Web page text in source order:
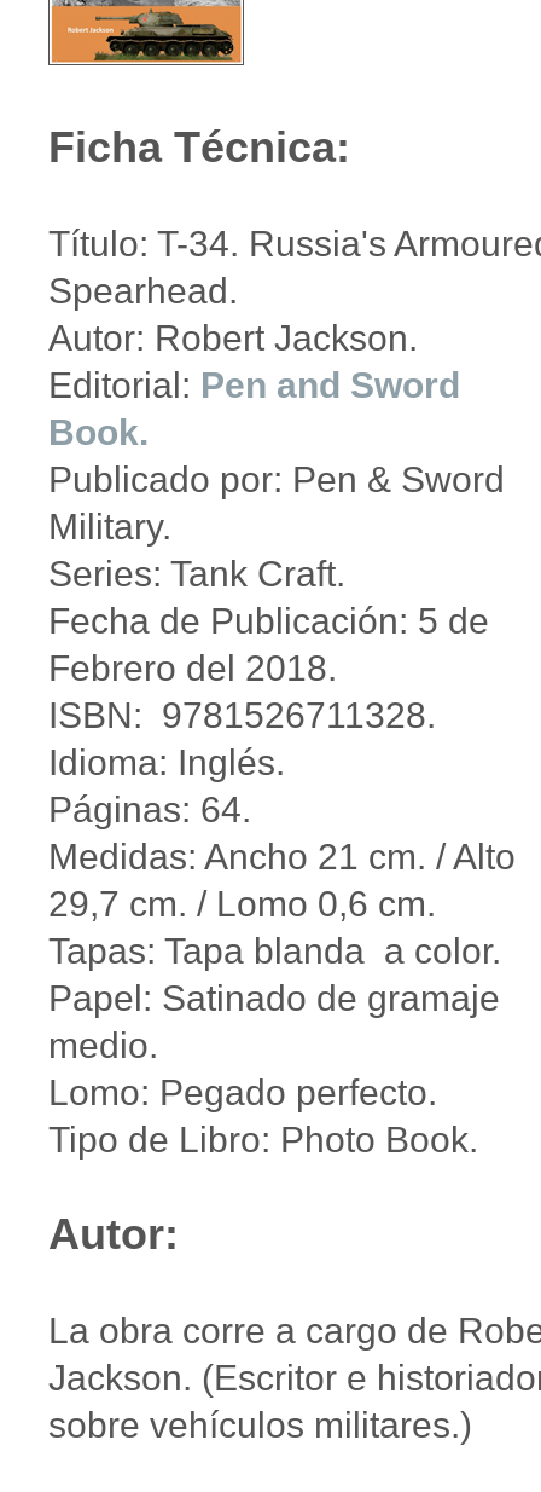
Ficha Técnica:
Título: T-34. Russia's
Spearhead.
Autor: Robert Jackson.
Editorial: Pen and Sword
Book.
Publicado por: Pen & Sword
Military.
Series: Tank Craft.
Fecha de Publicación: 5 de
Febrero del 2018.
ISBN: 9781526711328.
Idioma: Inglés.
Páginas: 64.
Medidas: Ancho 21 cm. / Alto
29,7 cm. / Lomo 0,6 cm.
Tapas: Tapa blanda a color.
Papel: Satinado de gramaje
medio.
Lomo: Pegado perfecto.
Tipo de Libro: Photo Book.
Autor:
La obra corre a cargo de
Jackson. (Escritor e
sobre vehículos militares.)